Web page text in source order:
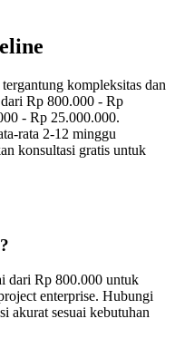
kompleksitas dan
Rp 800.000 - Rp
- Rp 25.000.000.
rata 2-12 minggu
konsultasi gratis untuk
dari Rp 800.000 untuk
enterprise. Hubungi
akurat sesuai kebutuhan